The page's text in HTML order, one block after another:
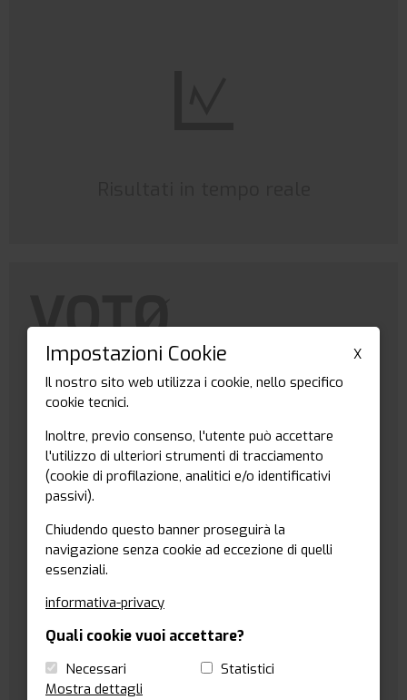
VotoDigitale è un
tempo realeche permette di gestire anche ilvoto
segreto
in assemblee, congressi o elezioni in genere. Il
sistema garantisce unanotevole riduzione dei tempi
raccolta e conteggio delle scelte espresse dai votanti.
CONTATTI
Email:info@votodigitale.com
Tel: +39 0461 1636483
X
Impostazioni Cookie
Il nostro sito web utilizza i cookie, nello specifico
cookie tecnici.
Inoltre, previo consenso, l'utente può accettare
l'utilizzo di ulteriori strumenti di tracciamento
(cookie di profilazione, analitici e/o identificativi
passivi).
Chiudendo questo banner proseguirà la
navigazione senza cookie ad eccezione di quelli
essenziali.
informativa-privacy
Quali cookie vuoi accettare?
Necessari
Statistici
Mostra dettagli